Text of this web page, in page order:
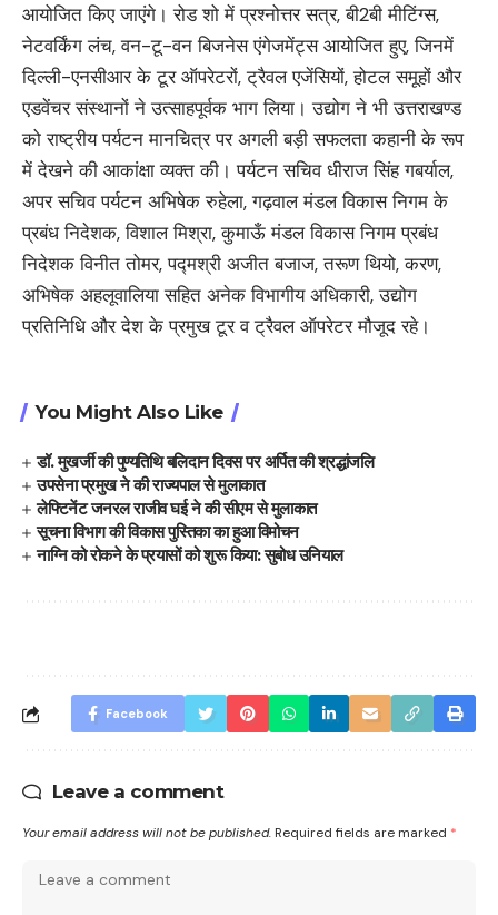
आयोजित किए जाएंगे। रोड शो में प्रश्नोत्तर सत्र, बी2बी मीटिंग्स,
नेटवर्किंग लंच, वन-टू-वन बिजनेस एंगेजमेंट्स आयोजित हुए, जिनमें
दिल्ली-एनसीआर के टूर ऑपरेटरों, ट्रैवल एजेंसियों, होटल समूहों और
एडवेंचर संस्थानों ने उत्साहपूर्वक भाग लिया। उद्योग ने भी उत्तराखण्ड
को राष्ट्रीय पर्यटन मानचित्र पर अगली बड़ी सफलता कहानी के रूप
में देखने की आकांक्षा व्यक्त की। पर्यटन सचिव धीराज सिंह गबर्याल,
अपर सचिव पर्यटन अभिषेक रुहेला, गढ़वाल मंडल विकास निगम के
प्रबंध निदेशक, विशाल मिश्रा, कुमाऊँ मंडल विकास निगम प्रबंध
निदेशक विनीत तोमर, पद्मश्री अजीत बजाज, तरूण थियो, करण,
अभिषेक अहलूवालिया सहित अनेक विभागीय अधिकारी, उद्योग
प्रतिनिधि और देश के प्रमुख टूर व ट्रैवल ऑपरेटर मौजूद रहे।
You Might Also Like
डॉ. मुखर्जी की पुण्यतिथि बलिदान दिवस पर अर्पित की श्रद्धांजलि
उपसेना प्रमुख ने की राज्यपाल से मुलाकात
लेफ्टिनेंट जनरल राजीव घई ने की सीएम से मुलाकात
सूचना विभाग की विकास पुस्तिका का हुआ विमोचन
नाग्नि को रोकने के प्रयासों को शुरू किया: सुबोध उनियाल
Facebook
Leave a comment
Your email address will not be published. Required fields are marked *